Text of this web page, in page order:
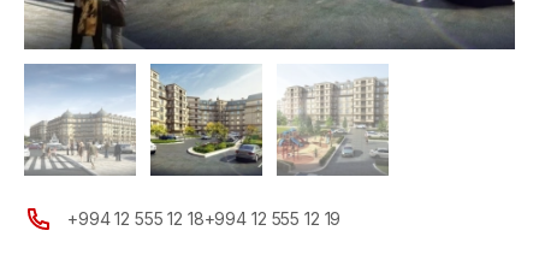
+994 12 555 12 18+994 12 555 12 19